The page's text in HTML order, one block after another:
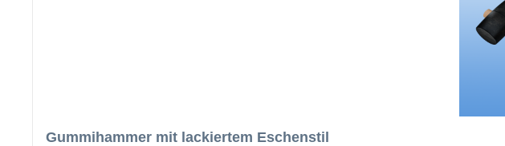
Gummihammer mit lackiertem Eschenstil